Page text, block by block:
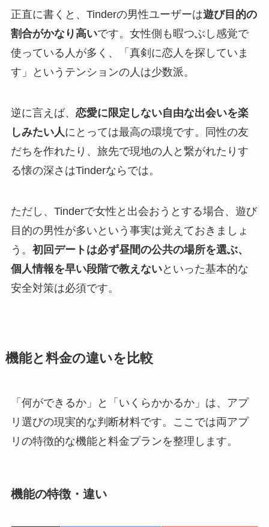
正直に書くと、Tinderの男性ユーザーは遊び目的の
割合がかなり高いです。女性側も暇つぶし感覚で
使っている人が多く、「真剣に恋人を探していま
す」というテンションの人は少数派。
逆に言えば、 恋愛に限定しない自由な出会いを楽
しみたい人にとっては最高の環境です。同性の友
だちを作れたり、旅先で現地の人と繋がれたりす
る懐の深さはTinderならでは。
ただし、Tinderで女性と出会おうとする場合、遊び
目的の男性が多いという事実は覚えておきましょ
う。 初回デートは必ず昼間の公共の場所を選ぶ、
個人情報を早い段階で教えないといった基本的な
安全対策は必須です。
機能と料金の違いを比較
「何ができるか」と「いくらかかるか」は、アプ
リ選びの現実的な判断材料です。ここでは両アプ
リの特徴的な機能と料金プランを整理します。
機能の特徴・違い